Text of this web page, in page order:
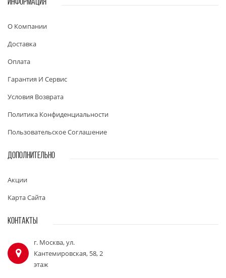
ИНФОРМАЦИЯ
О Компании
Доставка
Оплата
Гарантия И Сервис
Условия Возврата
Политика Конфиденциальности
Пользовательское Соглашение
ДОПОЛНИТЕЛЬНО
Акции
Карта Сайта
КОНТАКТЫ
г. Москва, ул.
Кантемировская, 58, 2
этаж